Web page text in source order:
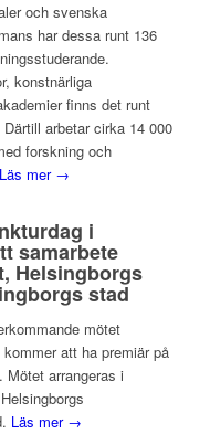
och svenska
har dessa runt 136
konstnärliga
finns det runt
arbetar cirka 14 000
forskning och
Läs mer →
i
samarbete
Helsingborgs
stad
mötet
att ha premiär på
Mötet arrangeras i
Läs mer →